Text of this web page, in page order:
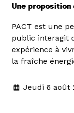
Une proposition
PACT est une
public interagit
expérience à
la fraîche
Jeudi 6 août